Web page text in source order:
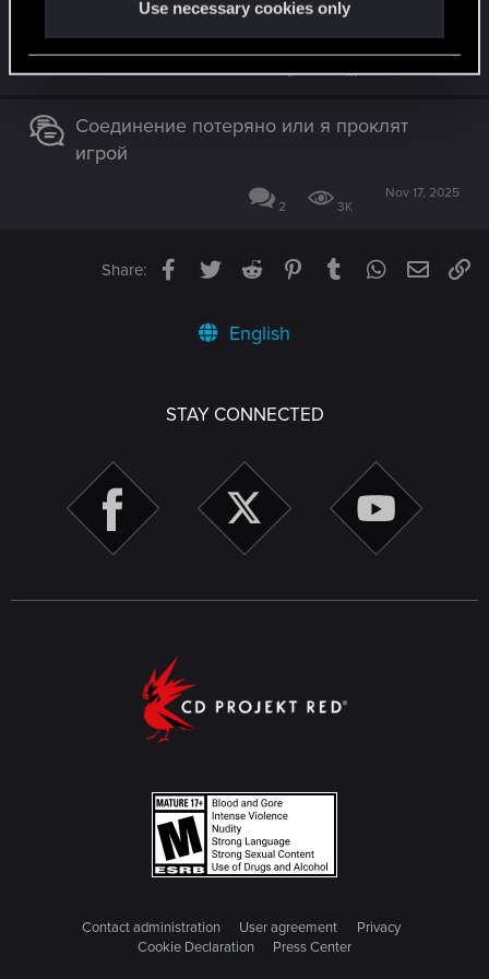
Use necessary cookies only
по-настоящему живым? (интервью)
0 1K
Jul 10, 2025
Соединение потеряно или я проклят
игрой
2 3K
Nov 17, 2025
Share: Facebook
TwitterReddit PinterestTumblrWhatsApp
Email
English
STAY CONNECTED
Contact administration User agreement
Privacy
Cookie Declaration
Press Center